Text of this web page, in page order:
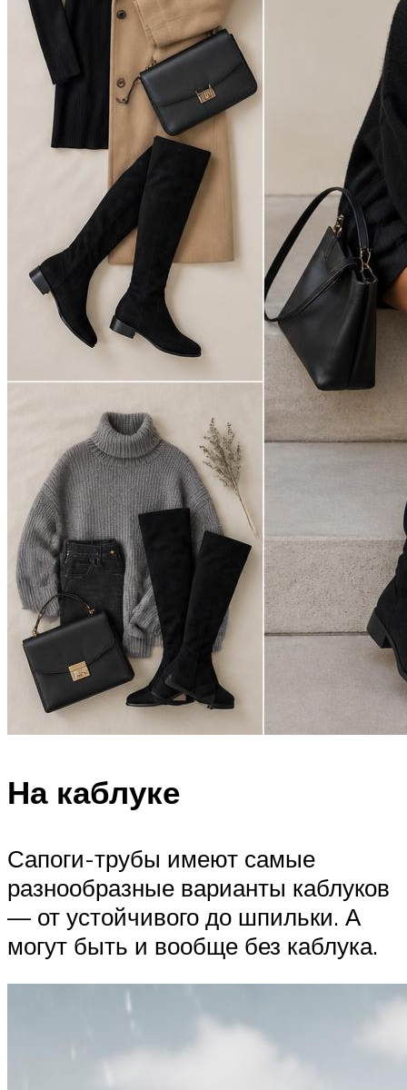
На каблуке
Сапоги-трубы имеют самые
разнообразные варианты каблуков
— от устойчивого до шпильки. А
могут быть и вообще без каблука.